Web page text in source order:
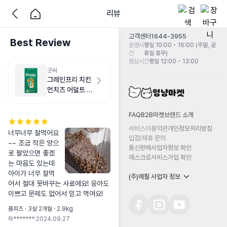
리뷰
Best Review
굿씨
그레인프리 치킨
먼치즈 어덜트 스
너무너무 잘먹어요
~~ 조금 작은 양으
로 팔았으면 좋겠
는 마음도 있는데
아이가 너무 잘먹
어서 절대 못바꾸는 사료에요! 응아도
이쁘고 문제도 없어서 믿고 먹여요!
폼피츠 · 3살 2개월 · 2.9kg
하******* 2024.09.27
고객센터1644-3955
운영시
간
평일 10:00 - 16:00 (주말, 공
휴일 휴무)
점심시간평일 12:00 - 13:00
FAQB2B마켓 브랜드 소개
서비스이용약관개인정보처리방침
입점/제휴 문의
통신판매사업자정보 확인
에스크로서비스가입 확인
(주)에필 사업자 정보